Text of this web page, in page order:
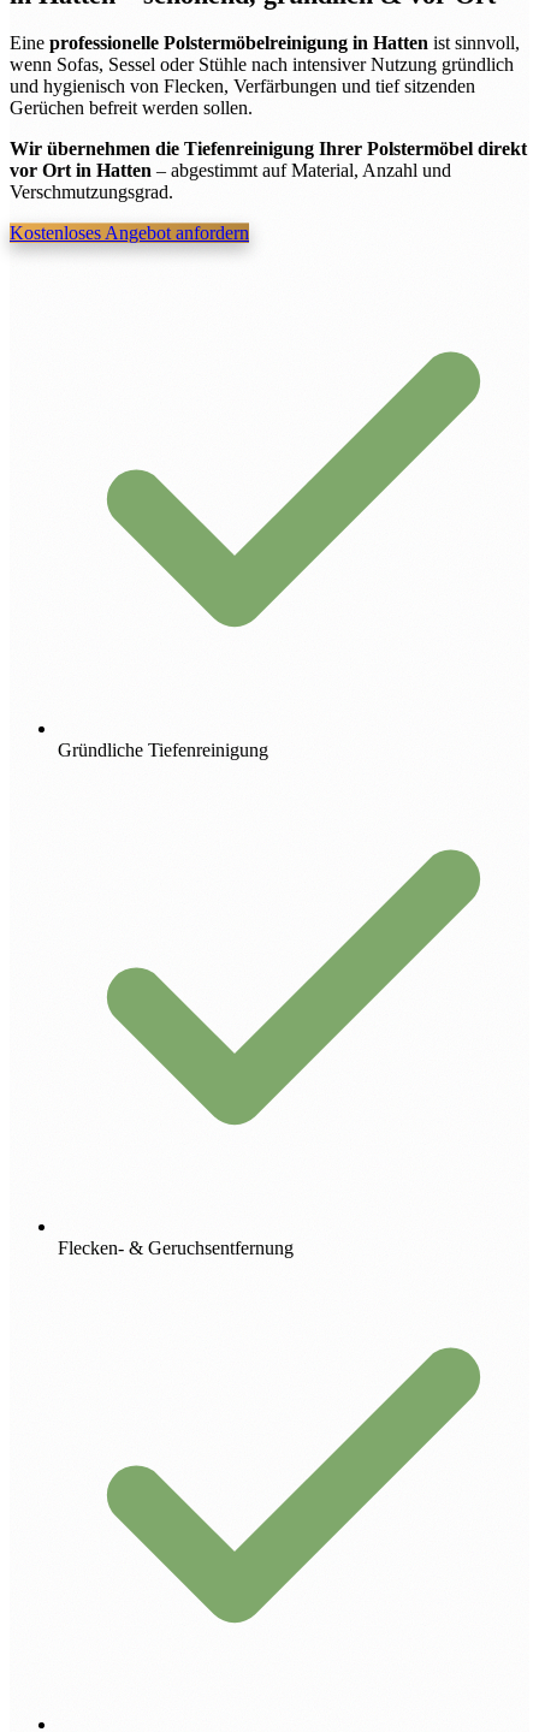
Eine professionelle Polstermöbelreinigung in Hatten ist sinnvoll,
wenn Sofas, Sessel oder Stühle nach intensiver Nutzung gründlich
und hygienisch von Flecken, Verfärbungen und tief sitzenden
Gerüchen befreit werden sollen.
Wir übernehmen die Tiefenreinigung Ihrer Polstermöbel direkt
vor Ort in Hatten – abgestimmt auf Material, Anzahl und
Verschmutzungsgrad.
Kostenloses Angebot anfordern
Gründliche Tiefenreinigung
Flecken- & Geruchsentfernung